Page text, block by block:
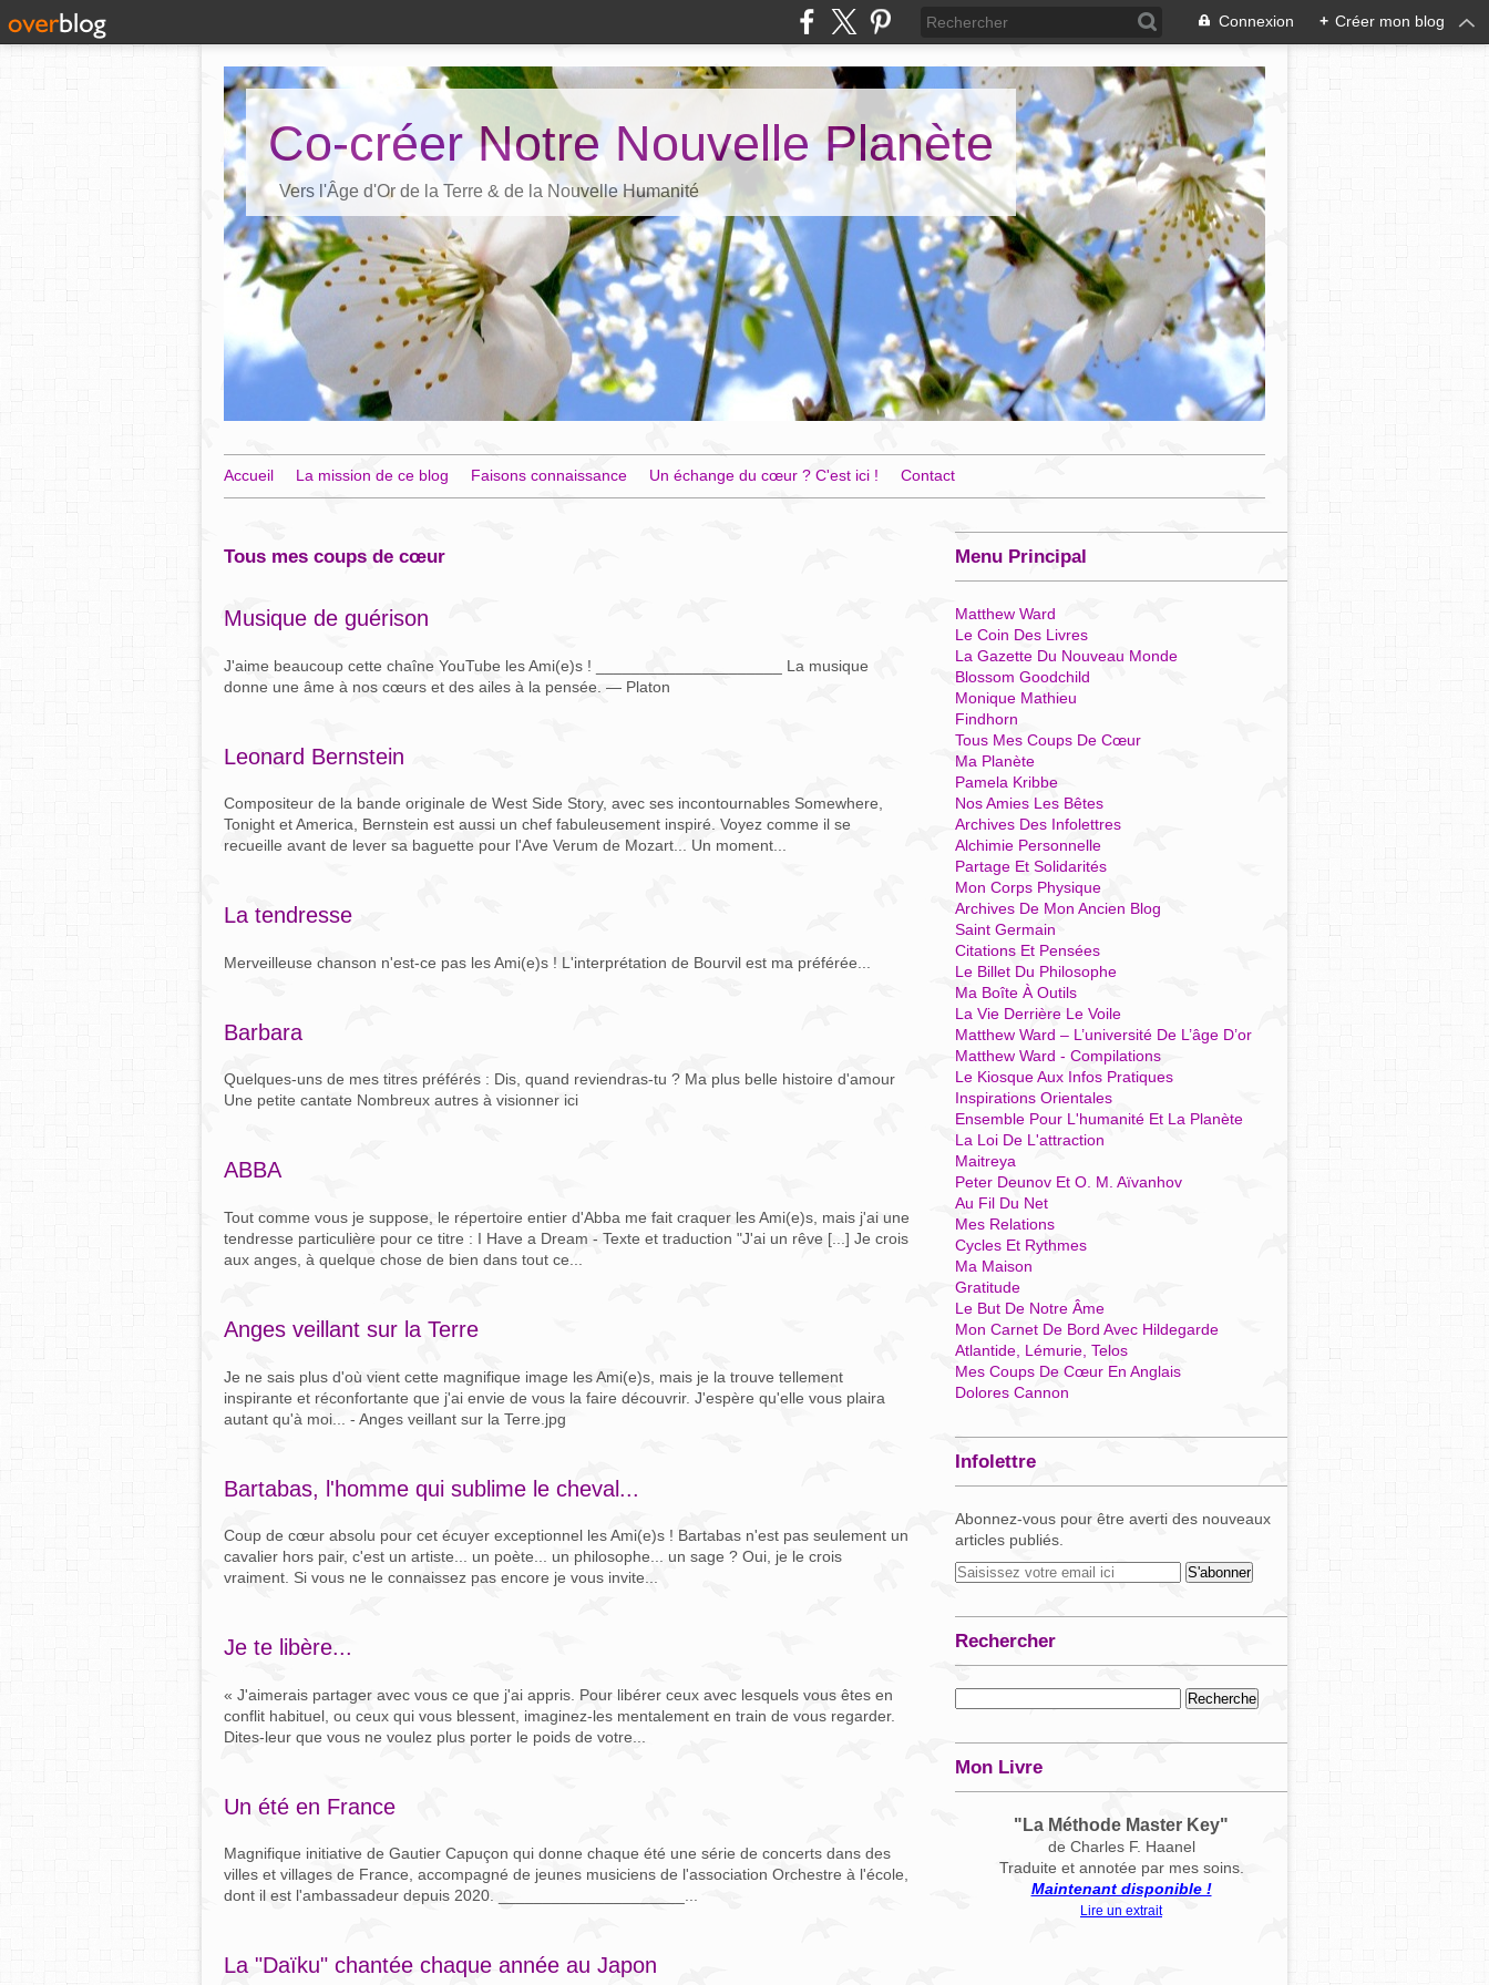
Connexion + Créer mon blog
Co-créer Notre Nouvelle Planète
Vers l'Âge d'Or de la Terre & de la Nouvelle Humanité
Accueil La mission de ce blog Faisons connaissance Un échange du cœur ? C'est ici ! Contact
tous mes coups de cœur
Musique de guérison
J'aime beaucoup cette chaîne YouTube les Ami(e)s ! _____________________ La musique
donne une âme à nos cœurs et des ailes à la pensée. — Platon
Leonard Bernstein
Compositeur de la bande originale de West Side Story, avec ses incontournables Somewhere,
Tonight et America, Bernstein est aussi un chef fabuleusement inspiré. Voyez comme il se
recueille avant de lever sa baguette pour l'Ave Verum de Mozart... Un moment...
La tendresse
Merveilleuse chanson n'est-ce pas les Ami(e)s ! L'interprétation de Bourvil est ma préférée...
Barbara
Quelques-uns de mes titres préférés : Dis, quand reviendras-tu ? Ma plus belle histoire d'amour
Une petite cantate Nombreux autres à visionner ici
ABBA
Tout comme vous je suppose, le répertoire entier d'Abba me fait craquer les Ami(e)s, mais j'ai une
tendresse particulière pour ce titre : I Have a Dream - Texte et traduction "J'ai un rêve [...] Je crois
aux anges, à quelque chose de bien dans tout ce...
Anges veillant sur la Terre
Je ne sais plus d'où vient cette magnifique image les Ami(e)s, mais je la trouve tellement
inspirante et réconfortante que j'ai envie de vous la faire découvrir. J'espère qu'elle vous plaira
autant qu'à moi... - Anges veillant sur la Terre.jpg
Bartabas, l'homme qui sublime le cheval...
Coup de cœur absolu pour cet écuyer exceptionnel les Ami(e)s ! Bartabas n'est pas seulement un
cavalier hors pair, c'est un artiste... un poète... un philosophe... un sage ? Oui, je le crois
vraiment. Si vous ne le connaissez pas encore je vous invite...
Je te libère...
« J'aimerais partager avec vous ce que j'ai appris. Pour libérer ceux avec lesquels vous êtes en
conflit habituel, ou ceux qui vous blessent, imaginez-les mentalement en train de vous regarder.
Dites-leur que vous ne voulez plus porter le poids de votre...
Un été en France
Magnifique initiative de Gautier Capuçon qui donne chaque été une série de concerts dans des
villes et villages de France, accompagné de jeunes musiciens de l'association Orchestre à l'école,
dont il est l'ambassadeur depuis 2020. _____________________...
La "Daïku" chantée chaque année au Japon
Menu Principal
Matthew Ward
Le Coin Des Livres
La Gazette Du Nouveau Monde
Blossom Goodchild
Monique Mathieu
Findhorn
Tous Mes Coups De Cœur
Ma Planète
Pamela Kribbe
Nos Amies Les Bêtes
Archives Des Infolettres
Alchimie Personnelle
Partage Et Solidarités
Mon Corps Physique
Archives De Mon Ancien Blog
Saint Germain
Citations Et Pensées
Le Billet Du Philosophe
Ma Boîte À Outils
La Vie Derrière Le Voile
Matthew Ward – L’université De L’âge D’or
Matthew Ward - Compilations
Le Kiosque Aux Infos Pratiques
Inspirations Orientales
Ensemble Pour L'humanité Et La Planète
La Loi De L'attraction
Maitreya
Peter Deunov Et O. M. Aïvanhov
Au Fil Du Net
Mes Relations
Cycles Et Rythmes
Ma Maison
Gratitude
Le But De Notre Âme
Mon Carnet De Bord Avec Hildegarde
Atlantide, Lémurie, Telos
Mes Coups De Cœur En Anglais
Dolores Cannon
Infolettre
Abonnez-vous pour être averti des nouveaux
articles publiés.
Rechercher
Mon Livre
"La Méthode Master Key"
de Charles F. Haanel
Traduite et annotée par mes soins.
Maintenant disponible !
Lire un extrait